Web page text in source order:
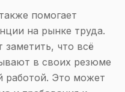
помогает
на рынке труда.
что всё
в своих резюме
работой. Это может